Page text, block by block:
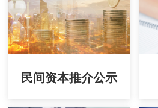
民间资本推介公示